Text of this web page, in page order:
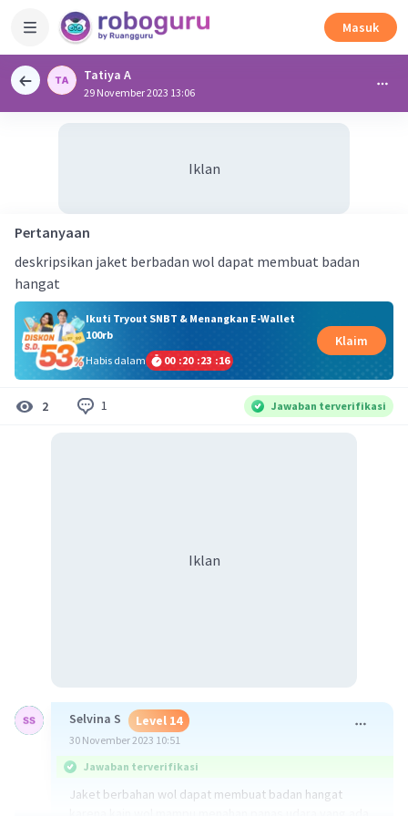
Masuk
Tatiya A
29 November 2023 13:06
Iklan
Pertanyaan
deskripsikan jaket berbadan wol dapat membuat badan
hangat
Ikuti Tryout SNBT & Menangkan E-Wallet
100rb
Habis dalam
00 :20 :23 :16
Klaim
2 1 Jawaban terverifikasi
Iklan
Selvina S Level 14
30 November 2023 10:51
Jawaban terverifikasi
Jaket berbahan wol dapat membuat badan hangat